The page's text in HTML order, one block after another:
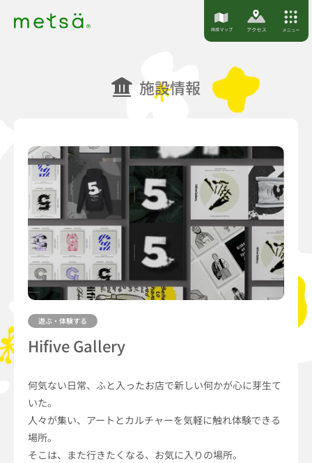
施設情報
遊ぶ・体験する
Hifive Gallery
何気ない日常、ふと入ったお店で新しい何かが心に芽生て
いた。
人々が集い、アートとカルチャーを気軽に触れ体験できる
場所。
そこは、また行きたくなる、お気に入りの場所。